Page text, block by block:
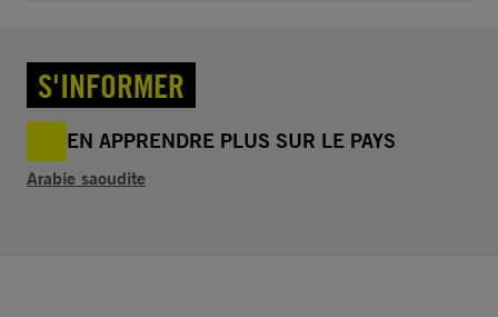
S'INFORMER
EN APPRENDRE PLUS SUR LE PAYS
Arabie saoudite